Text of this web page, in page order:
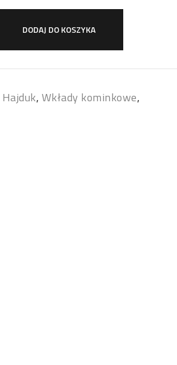
DODAJ DO KOSZYKA
Hajduk, Wkłady kominkowe,